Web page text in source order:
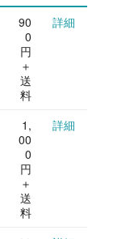
90
0
円
＋
送
料
詳細
1,
00
0
円
＋
送
料
詳細